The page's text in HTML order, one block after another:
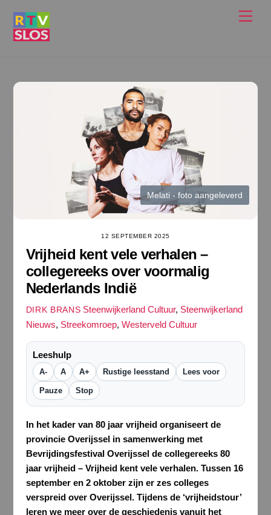
Melati - foto aangeleverd
12 SEPTEMBER 2025
Vrijheid kent vele verhalen –
collegereeks over voormalig
Nederlands Indië
DIRK BRANS Steenwijkerland Cultuur, Steenwijkerland
Nieuws, Streekomroep, Westerveld Cultuur
Leeshulp
A- A A+ Rustige leesstand Lees voor
Pauze Stop
In het kader van 80 jaar vrijheid organiseert de
provincie Overijssel in samenwerking met
Bevrijdingsfestival Overijssel de collegereeks 80
jaar vrijheid – Vrijheid kent vele verhalen. Tussen 16
september en 2 oktober zijn er zes colleges
verspreid over Overijssel. Tijdens de ‘vrijheidstour’
leren we meer over de geschiedenis vanuit het